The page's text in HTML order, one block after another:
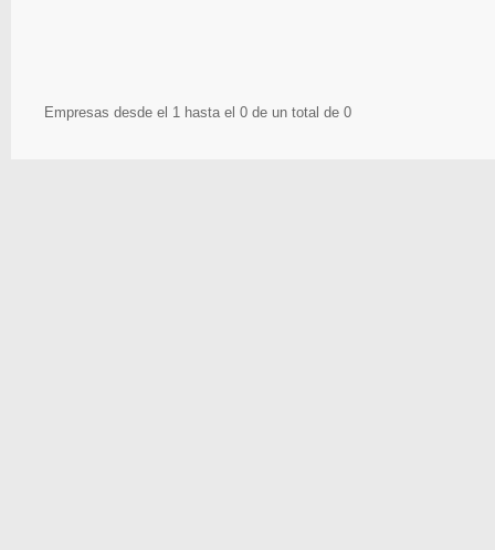
Empresas desde el 1 hasta el 0 de un total de 0